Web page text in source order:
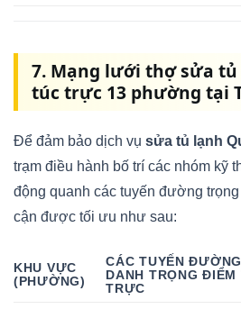
7. Mạng lưới thợ sửa tủ
túc trực 13 phường tại
Để đảm bảo dịch vụ sửa tủ lạnh
trạm điều hành bố trí các nhóm kỹ
động quanh các tuyến đường
cận được tối ưu như sau:
KHU VỰC
(PHƯỜNG)
CÁC TUYẾN
DANH TRỌNG ĐIỂM
TRỰC